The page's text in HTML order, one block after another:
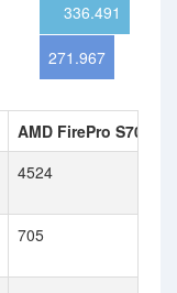
336.491
271.967
AMD FirePro S7000
4524
705